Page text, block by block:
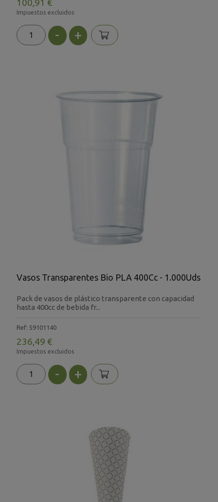
100,91 €
Impuestos excluidos
- +
Vasos Transparentes Bio PLA 400Cc - 1.000Uds
Pack de vasos de plástico transparente con capacidad
hasta 400cc de bebida fr...
Ref: 59101140
236,49 €
Impuestos excluidos
- +